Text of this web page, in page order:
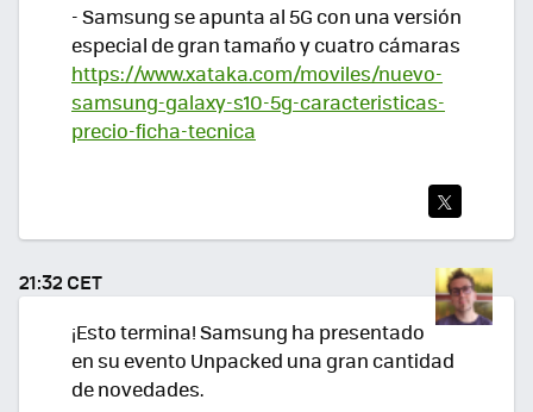
- Samsung se apunta al 5G con una versión
especial de gran tamaño y cuatro cámaras
https://www.xataka.com/moviles/nuevo-
samsung-galaxy-s10-5g-caracteristicas-
precio-ficha-tecnica
TWI
TEA
R
21:32 CET
¡Esto termina! Samsung ha presentado
en su evento Unpacked una gran cantidad
de novedades.